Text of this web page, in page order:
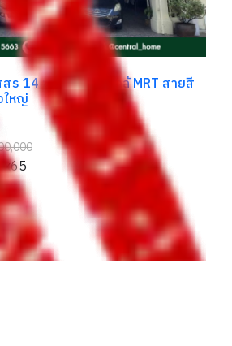
สร 14 ซอยกันตนา ใกล้ MRT สายสี
ใหญ่